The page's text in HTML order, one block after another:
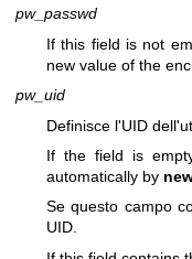
pw_passwd
If this field is not
new value of the
pw_uid
Definisce l'UID
If the field is
automatically by
Se questo campo
UID.